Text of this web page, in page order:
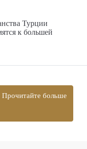
Турции
к большей
Прочитайте больше
3 48-205 m²